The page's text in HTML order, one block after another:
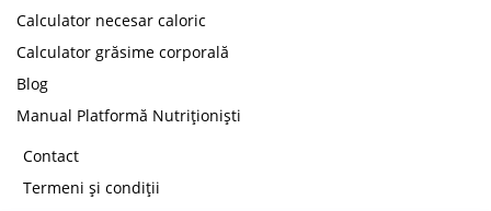
Calculator necesar caloric
Calculator grăsime corporală
Blog
Manual Platformă Nutriționiști
Contact
Termeni și condiții